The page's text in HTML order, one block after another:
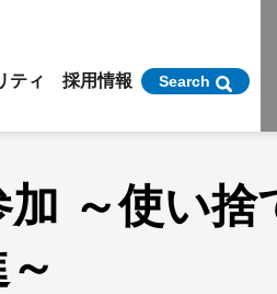
ティ 採用情報 Search
～使い捨